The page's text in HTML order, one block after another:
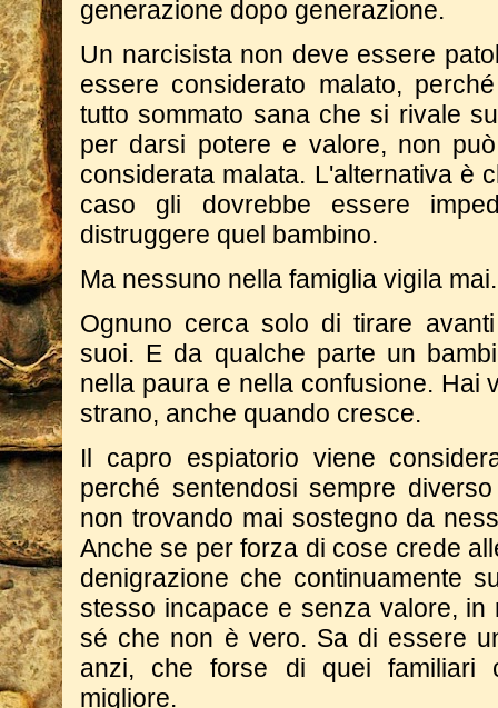
generazione dopo generazione.
Un narcisista non deve essere
essere considerato malato,
tutto sommato sana che si rivale
per darsi potere e valore, non
considerata malata. L'alternativa è
caso gli dovrebbe essere
distruggere quel bambino.
Ma nessuno nella famiglia vigila mai.
Ognuno cerca solo di tirare
suoi. E da qualche parte un
nella paura e nella confusione. Hai
strano, anche quando cresce.
Il capro espiatorio viene
perché sentendosi sempre
non trovando mai sostegno da
Anche se per forza di cose crede
denigrazione che continuamente
stesso incapace e senza valore, in
sé che non è vero. Sa di essere
anzi, che forse di quei familiari
migliore.